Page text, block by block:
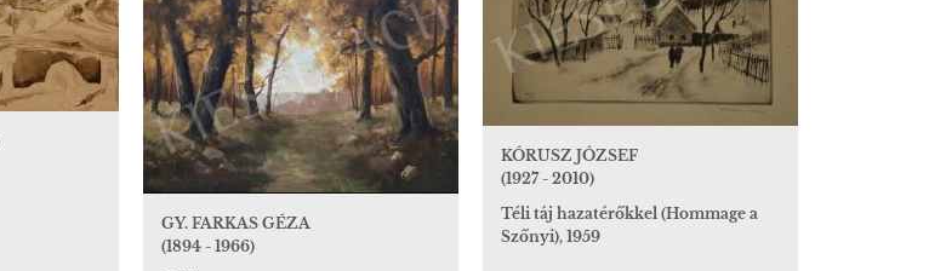
KÓRUSZ JÓZSEF
(1927 - 2010)
Téli táj hazatérőkkel (Hommage a
Szőnyi), 1959
GY. FARKAS GÉZA
(1894 - 1966)